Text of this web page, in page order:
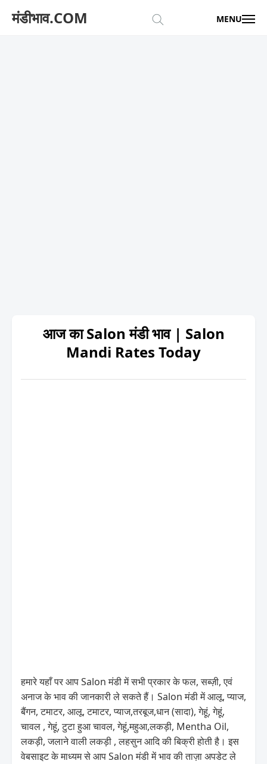
मंडीभाव.COM MENU
आज का Salon मंडी भाव | Salon
Mandi Rates Today
हमारे यहाँ पर आप Salon मंडी में सभी प्रकार के फल, सब्ज़ी, एवं
अनाज के भाव की जानकारी ले सकते हैं। Salon मंडी में आलू, प्याज,
बैंगन, टमाटर, आलू, टमाटर, प्याज,तरबूज,धान (सादा), गेहूं, गेहूं,
चावल , गेहूं, टुटा हुआ चावल, गेहूं,महुआ,लकड़ी, Mentha Oil,
लकड़ी, जलाने वाली लकड़ी , लहसुन आदि की बिक्री होती है। इस
वेबसाइट के माध्यम से आप Salon मंडी में भाव की ताज़ा अपडेट ले